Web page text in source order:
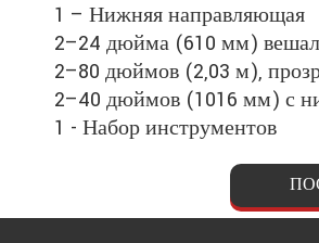
1 – Нижняя направляющая
2–24 дюйма (610 мм)
2–80 дюймов (2,03 м),
2–40 дюймов (1016 мм) с
1 - Набор инструментов